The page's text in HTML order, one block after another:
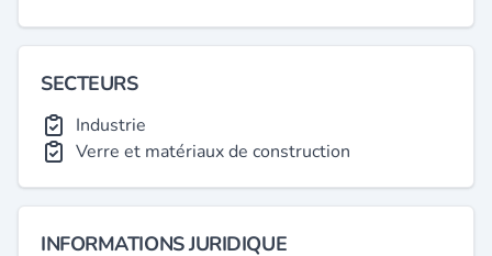
SECTEURS
Industrie
Verre et matériaux de construction
INFORMATIONS JURIDIQUE